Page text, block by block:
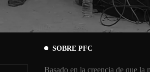
SOBRE PFC
Basado en la creencia de que la